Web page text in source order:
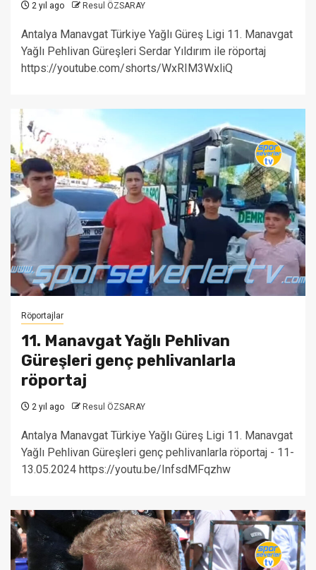
2 yıl ago Resul ÖZSARAY
Antalya Manavgat Türkiye Yağlı Güreş Ligi 11. Manavgat
Yağlı Pehlivan Güreşleri Serdar Yıldırım ile röportaj
https://youtube.com/shorts/WxRIM3WxliQ
Röportajlar
11. Manavgat Yağlı Pehlivan
Güreşleri genç pehlivanlarla
röportaj
2 yıl ago Resul ÖZSARAY
Antalya Manavgat Türkiye Yağlı Güreş Ligi 11. Manavgat
Yağlı Pehlivan Güreşleri genç pehlivanlarla röportaj - 11-
13.05.2024 https://youtu.be/InfsdMFqzhw